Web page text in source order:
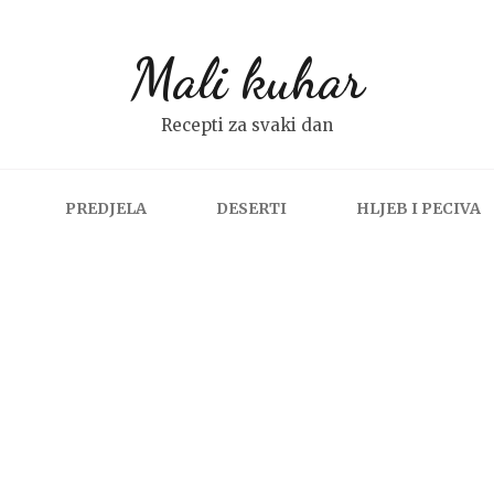
Mali kuhar
Recepti za svaki dan
PREDJELA DESERTI HLJEB I PECIVA